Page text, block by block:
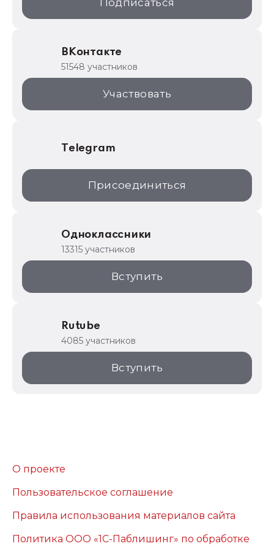
ИТС.1C.ru
1С:Торговая площадка
Подписаться
ВКонтакте
51548 участников
Участвовать
Telegram
Присоединиться
Одноклассники
13315 участников
Вступить
Rutube
4085 участников
Вступить
О проекте
Пользовательское соглашение
Правила использования материалов сайта
Политика ООО «1С-Паблишинг» по обработке